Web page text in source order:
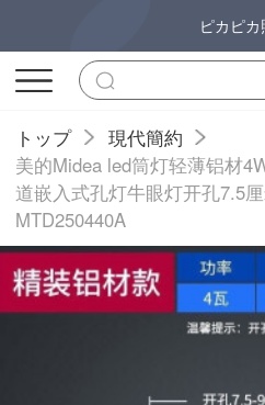
ピカピカ
トップ
現代簡約
美的Midea led筒灯轻薄铝材
道嵌入式孔灯牛眼灯开孔7.5
MTD250440A